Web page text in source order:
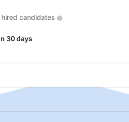
candidates
30 days